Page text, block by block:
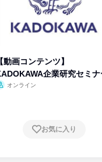
【動画コンテンツ】
企業研究セミナ
オンライン
お気に入り